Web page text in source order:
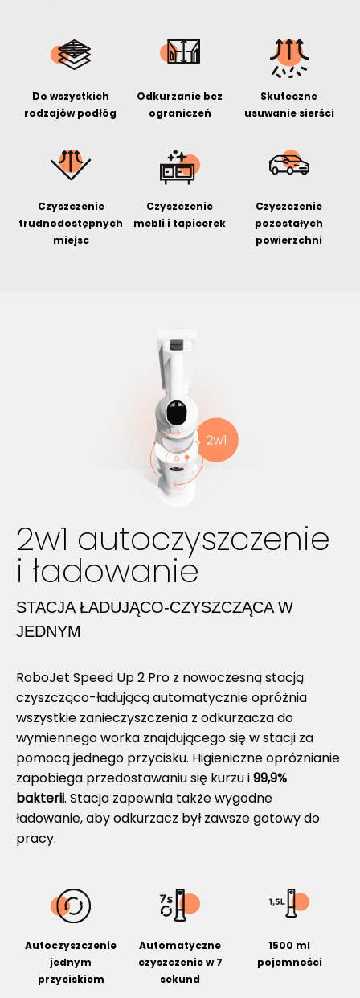
Do wszystkich
rodzajów podłóg
Odkurzanie bez
ograniczeń
Skuteczne
usuwanie sierści
Czyszczenie
trudnodostępnych
miejsc
Czyszczenie
mebli i tapicerek
Czyszczenie
pozostałych
powierzchni
2w1 autoczyszczenie
i ładowanie
STACJA ŁADUJĄCO-CZYSZCZĄCA W
JEDNYM
RoboJet Speed Up 2 Pro z nowoczesną stacją
czyszcząco-ładującą automatycznie opróżnia
wszystkie zanieczyszczenia z odkurzacza do
wymiennego worka znajdującego się w stacji za
pomocą jednego przycisku. Higieniczne opróżnianie
zapobiega przedostawaniu się kurzu i99,9%
bakterii. Stacja zapewnia także wygodne
ładowanie, aby odkurzacz był zawsze gotowy do
pracy.
Autoczyszczenie
jednym
przyciskiem
Automatyczne
czyszczenie w 7
sekund
1500 ml
pojemności